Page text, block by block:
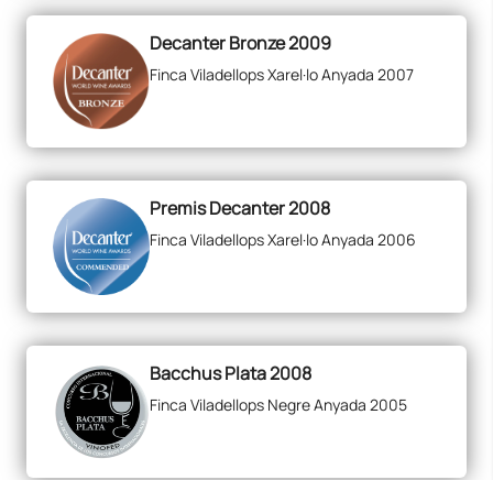
Decanter Bronze 2009
Finca Viladellops Xarel·lo Anyada 2007
Premis Decanter 2008
Finca Viladellops Xarel·lo Anyada 2006
Bacchus Plata 2008
Finca Viladellops Negre Anyada 2005